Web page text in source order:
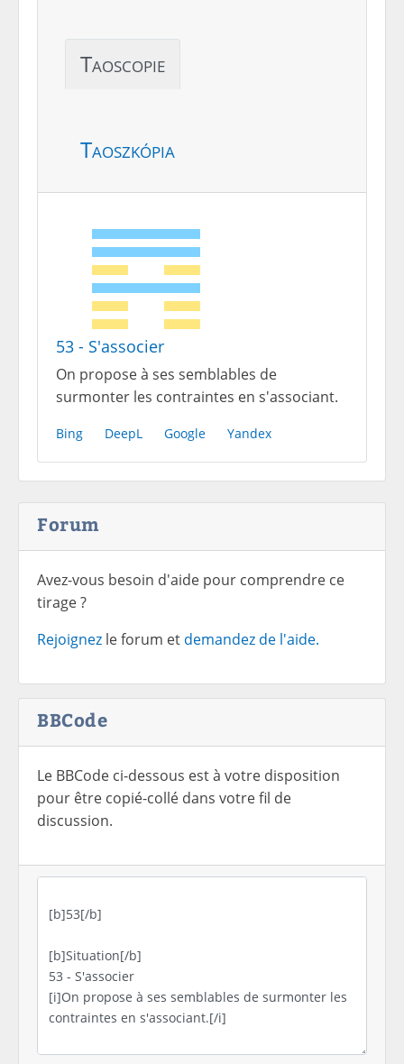
Taoscopie
Taoszkópia
53 - S'associer
On propose à ses semblables de
surmonter les contraintes en s'associant.
Bing DeepL Google Yandex
Forum
Avez-vous besoin d'aide pour comprendre ce
tirage ?
Rejoignez le forum et demandez de l'aide.
BBCode
Le BBCode ci-dessous est à votre disposition
pour être copié-collé dans votre fil de
discussion.